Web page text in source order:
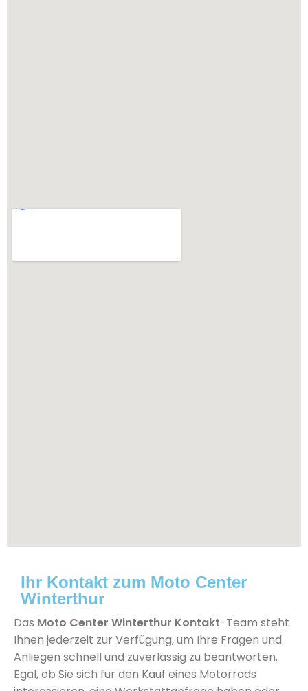
Ihr Kontakt zum Moto Center
Winterthur
Das Moto Center Winterthur Kontakt-Team steht
Ihnen jederzeit zur Verfügung, um Ihre Fragen und
Anliegen schnell und zuverlässig zu beantworten.
Egal, ob Sie sich für den Kauf eines Motorrads